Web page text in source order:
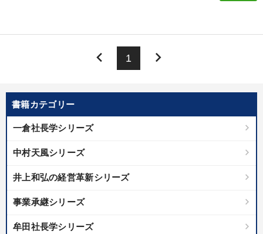
※「更新」を押すと「テーマ」「キーワード」を更新いただけます。
全国経営者セミナー収録物以外の経営教材（全761タイトル）からお探
カテゴリー
148回夏季大会
「利上げ時代の最新・銀行対策」＋「不動産市況予測」＋「市場
予測と株式投資」最新刊
経営リーダーの考え方と戦略を学ぶ
書籍カテゴリー
一倉社長学シリーズ
中村天風シリーズ
井上和弘の経営革新シリーズ
事業承継シリーズ
牟田社長学シリーズ
keyboard_arrow_left 1 keyboard_arrow_right